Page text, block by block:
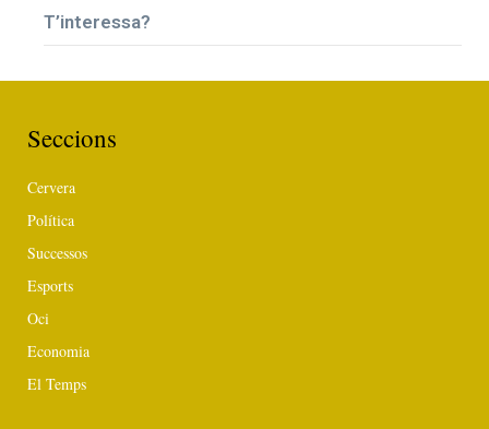
T’interessa?
Seccions
Cervera
Política
Successos
Esports
Oci
Economia
El Temps